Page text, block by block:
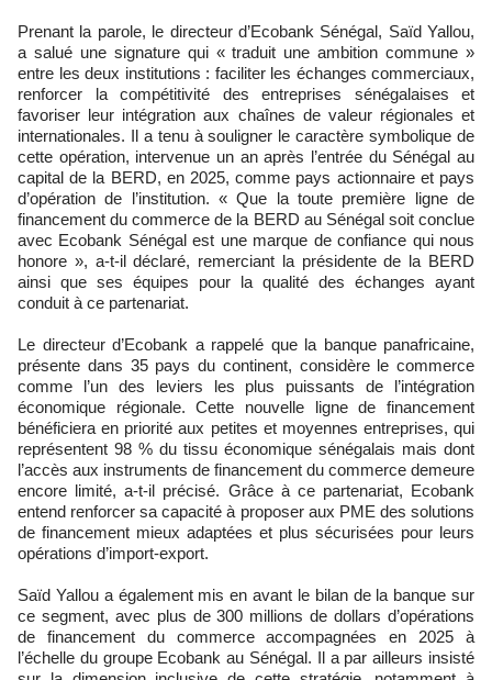
Prenant la parole, le directeur d’Ecobank Sénégal, Saïd Yallou,
a salué une signature qui « traduit une ambition commune »
entre les deux institutions : faciliter les échanges commerciaux,
renforcer la compétitivité des entreprises sénégalaises et
favoriser leur intégration aux chaînes de valeur régionales et
internationales. Il a tenu à souligner le caractère symbolique de
cette opération, intervenue un an après l’entrée du Sénégal au
capital de la BERD, en 2025, comme pays actionnaire et pays
d’opération de l’institution. « Que la toute première ligne de
financement du commerce de la BERD au Sénégal soit conclue
avec Ecobank Sénégal est une marque de confiance qui nous
honore », a-t-il déclaré, remerciant la présidente de la BERD
ainsi que ses équipes pour la qualité des échanges ayant
conduit à ce partenariat.
Le directeur d’Ecobank a rappelé que la banque panafricaine,
présente dans 35 pays du continent, considère le commerce
comme l’un des leviers les plus puissants de l’intégration
économique régionale. Cette nouvelle ligne de financement
bénéficiera en priorité aux petites et moyennes entreprises, qui
représentent 98 % du tissu économique sénégalais mais dont
l’accès aux instruments de financement du commerce demeure
encore limité, a-t-il précisé. Grâce à ce partenariat, Ecobank
entend renforcer sa capacité à proposer aux PME des solutions
de financement mieux adaptées et plus sécurisées pour leurs
opérations d’import-export.
Saïd Yallou a également mis en avant le bilan de la banque sur
ce segment, avec plus de 300 millions de dollars d’opérations
de financement du commerce accompagnées en 2025 à
l’échelle du groupe Ecobank au Sénégal. Il a par ailleurs insisté